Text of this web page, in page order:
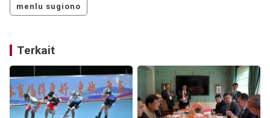
menlu sugiono
Terkait